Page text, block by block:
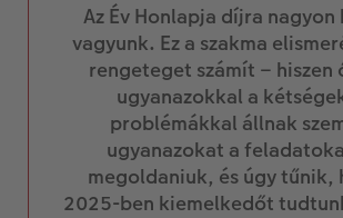
Az Év Honlapja díjra nagyon
vagyunk. Ez a szakma
rengeteget számít – hiszen
ugyanazokkal a
problémákkal állnak
ugyanazokat a
megoldaniuk, és úgy tűnik,
2025-ben kiemelkedőt